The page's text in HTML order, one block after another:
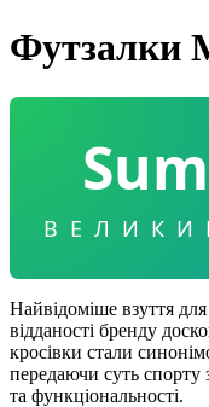
Футзалки
Найвідоміше взуття
відданості бренду
кросівки стали
передаючи суть спорту
та функціональності.